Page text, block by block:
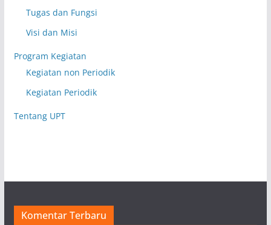
Tugas dan Fungsi
Visi dan Misi
Program Kegiatan
Kegiatan non Periodik
Kegiatan Periodik
Tentang UPT
Komentar Terbaru